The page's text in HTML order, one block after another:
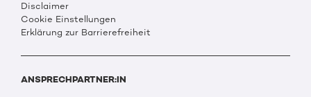
Disclaimer
Cookie Einstellungen
Erklärung zur Barrierefreiheit
ANSPRECHPARTNER:IN